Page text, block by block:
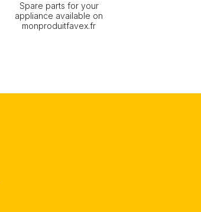
Spare parts for your
appliance available on
monproduitfavex.fr